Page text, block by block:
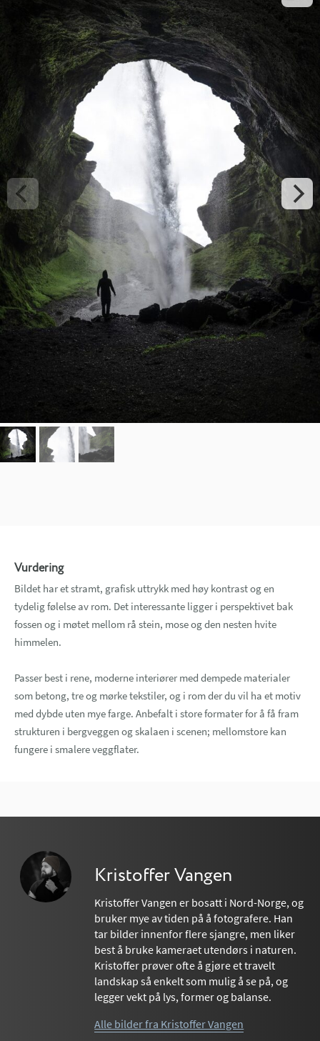
Vurdering
Bildet har et stramt, grafisk uttrykk med høy kontrast og en
tydelig følelse av rom. Det interessante ligger i perspektivet bak
fossen og i møtet mellom rå stein, mose og den nesten hvite
himmelen.
Passer best i rene, moderne interiører med dempede materialer
som betong, tre og mørke tekstiler, og i rom der du vil ha et motiv
med dybde uten mye farge. Anbefalt i store formater for å få fram
strukturen i bergveggen og skalaen i scenen; mellomstore kan
fungere i smalere veggflater.
Kristoffer Vangen
Kristoffer Vangen er bosatt i Nord-Norge, og
bruker mye av tiden på å fotografere. Han
tar bilder innenfor flere sjangre, men liker
best å bruke kameraet utendørs i naturen.
Kristoffer prøver ofte å gjøre et travelt
landskap så enkelt som mulig å se på, og
legger vekt på lys, former og balanse.
Alle bilder fra Kristoffer Vangen